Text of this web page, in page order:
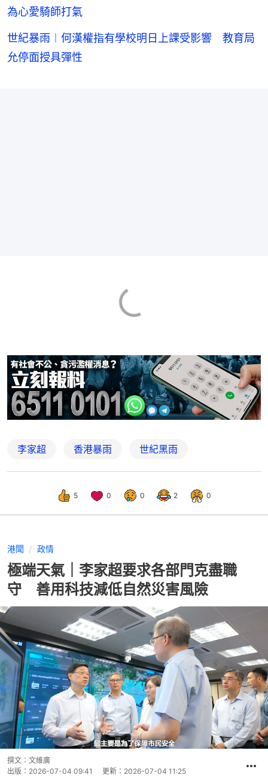
為心愛騎師打氣
世紀暴雨︱何漢權指有學校明日上課受影響 教育局
允停面授具彈性
李家超 香港暴雨 世紀黑雨
5 0 0 2 0
港聞 政情
極端天氣｜李家超要求各部門克盡職
守 善用科技減低自然災害風險
撰文： 文維廣
出版： 2026-07-04 09:41 更新： 2026-07-04 11:25